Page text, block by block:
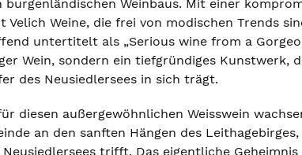
Weinbaus. Mit einer
Velich Weine, die frei von modischen Trends
untertitelt als „Serious wine from a
Wein, sondern ein tiefgründiges Kunstwerk,
des Neusiedlersees in sich trägt.
diesen außergewöhnlichen Weisswein
an den sanften Hängen des
Neusiedlersees trifft. Das eigentliche